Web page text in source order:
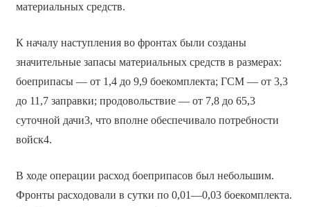
материальных средств.
К началу наступления во фронтах были созданы
значительные запасы материальных средств в размерах:
боеприпасы — от 1,4 до 9,9 боекомплекта; ГСМ — от 3,3
до 11,7 заправки; продовольствие — от 7,8 до 65,3
суточной дачи3, что вполне обеспечивало потребности
войск4.
В ходе операции расход боеприпасов был небольшим.
Фронты расходовали в сутки по 0,01—0,03 боекомплекта.